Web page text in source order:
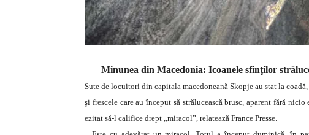
Minunea din Macedonia: Icoanele sfinţilor
Sute de locuitori din capitala macedoneană Skopje au stat la
şi frescele care au început să strălucească brusc, aparent fără
ezitat să-l califice drept „miracol”, relatează France Presse.